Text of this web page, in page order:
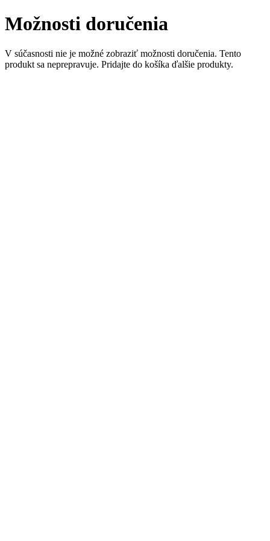
Možnosti doručenia
V súčasnosti nie je možné zobraziť možnosti doručenia. Tento
produkt sa neprepravuje. Pridajte do košíka ďalšie produkty.